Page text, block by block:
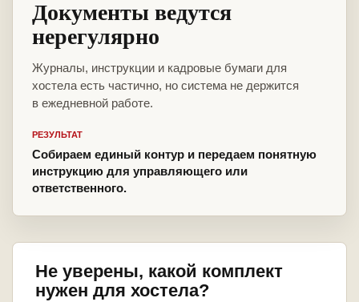
Документы ведутся
нерегулярно
Журналы, инструкции и кадровые бумаги для
хостела есть частично, но система не держится
в ежедневной работе.
РЕЗУЛЬТАТ
Собираем единый контур и передаем понятную
инструкцию для управляющего или
ответственного.
Не уверены, какой комплект
нужен для хостела?